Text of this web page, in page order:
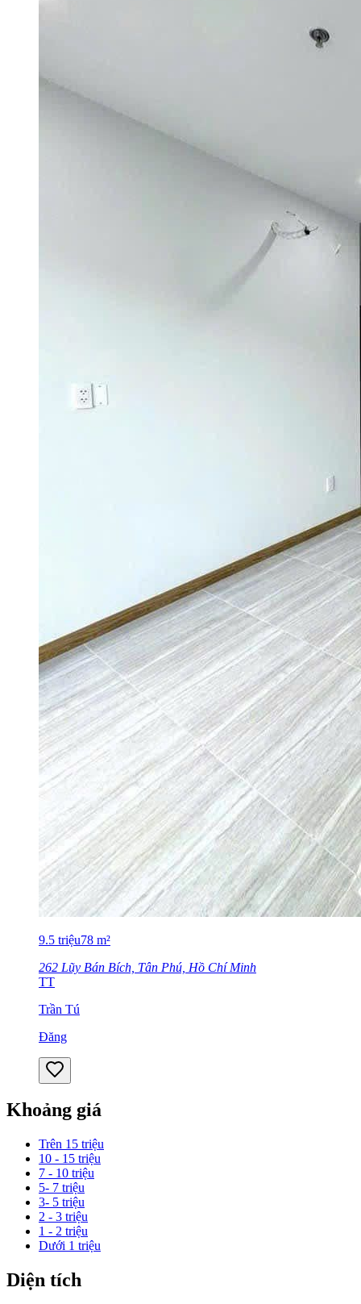
9.5 triệu78 m²
262 Lũy Bán Bích, Tân Phú, Hồ Chí Minh
TT
Trần Tú
Đăng
Khoảng giá
Trên 15 triệu
10 - 15 triệu
7 - 10 triệu
5- 7 triệu
3- 5 triệu
2 - 3 triệu
1 - 2 triệu
Dưới 1 triệu
Diện tích